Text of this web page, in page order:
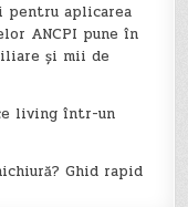
pentru aplicarea
ANCPI pune în
și mii de
living într-un
Ghid rapid